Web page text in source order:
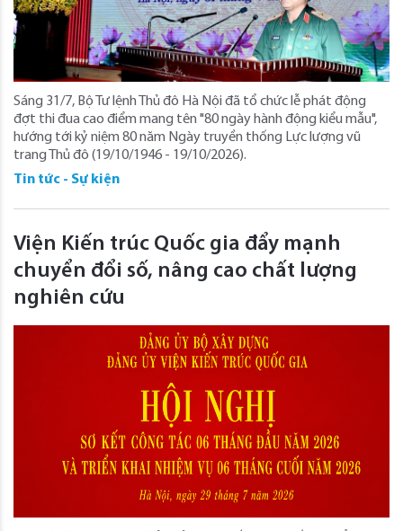
Sáng 31/7, Bộ Tư lệnh Thủ đô Hà Nội đã tổ chức lễ phát động
đợt thi đua cao điểm mang tên "80 ngày hành động kiểu mẫu",
hướng tới kỷ niệm 80 năm Ngày truyền thống Lực lượng vũ
trang Thủ đô (19/10/1946 - 19/10/2026).
Tin tức - Sự kiện
Viện Kiến trúc Quốc gia đẩy mạnh
chuyển đổi số, nâng cao chất lượng
nghiên cứu